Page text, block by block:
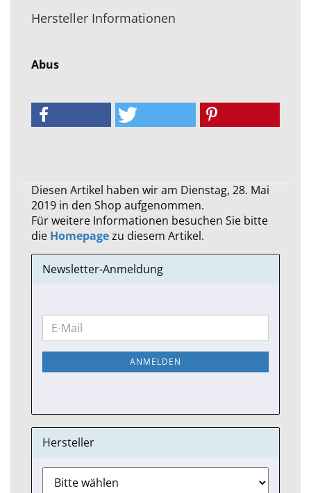
Hersteller Informationen
Abus
Diesen Artikel haben wir am Dienstag, 28. Mai
2019 in den Shop aufgenommen.
Für weitere Informationen besuchen Sie bitte
die Homepagezu diesem Artikel.
Newsletter-Anmeldung
WEITER
ZUR
NEWSLETTER-
E-
Mail
ANMELDEN
Hersteller